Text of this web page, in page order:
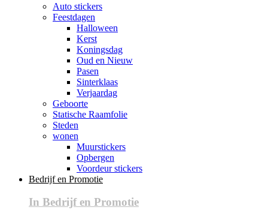
Auto stickers
Feestdagen
Halloween
Kerst
Koningsdag
Oud en Nieuw
Pasen
Sinterklaas
Verjaardag
Geboorte
Statische Raamfolie
Steden
wonen
Muurstickers
Opbergen
Voordeur stickers
Bedrijf en Promotie
In Bedrijf en Promotie